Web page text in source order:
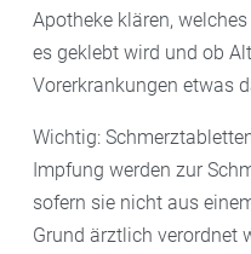
Apotheke klären,
es geklebt wird und ob
Vorerkrankungen etwas
Wichtig:
Impfung werden zur
sofern sie nicht aus
Grund ärztlich verordnet